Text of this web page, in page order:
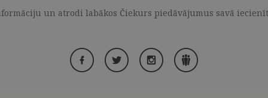
un atrodi labākos Čiekurs piedāvājumus savā